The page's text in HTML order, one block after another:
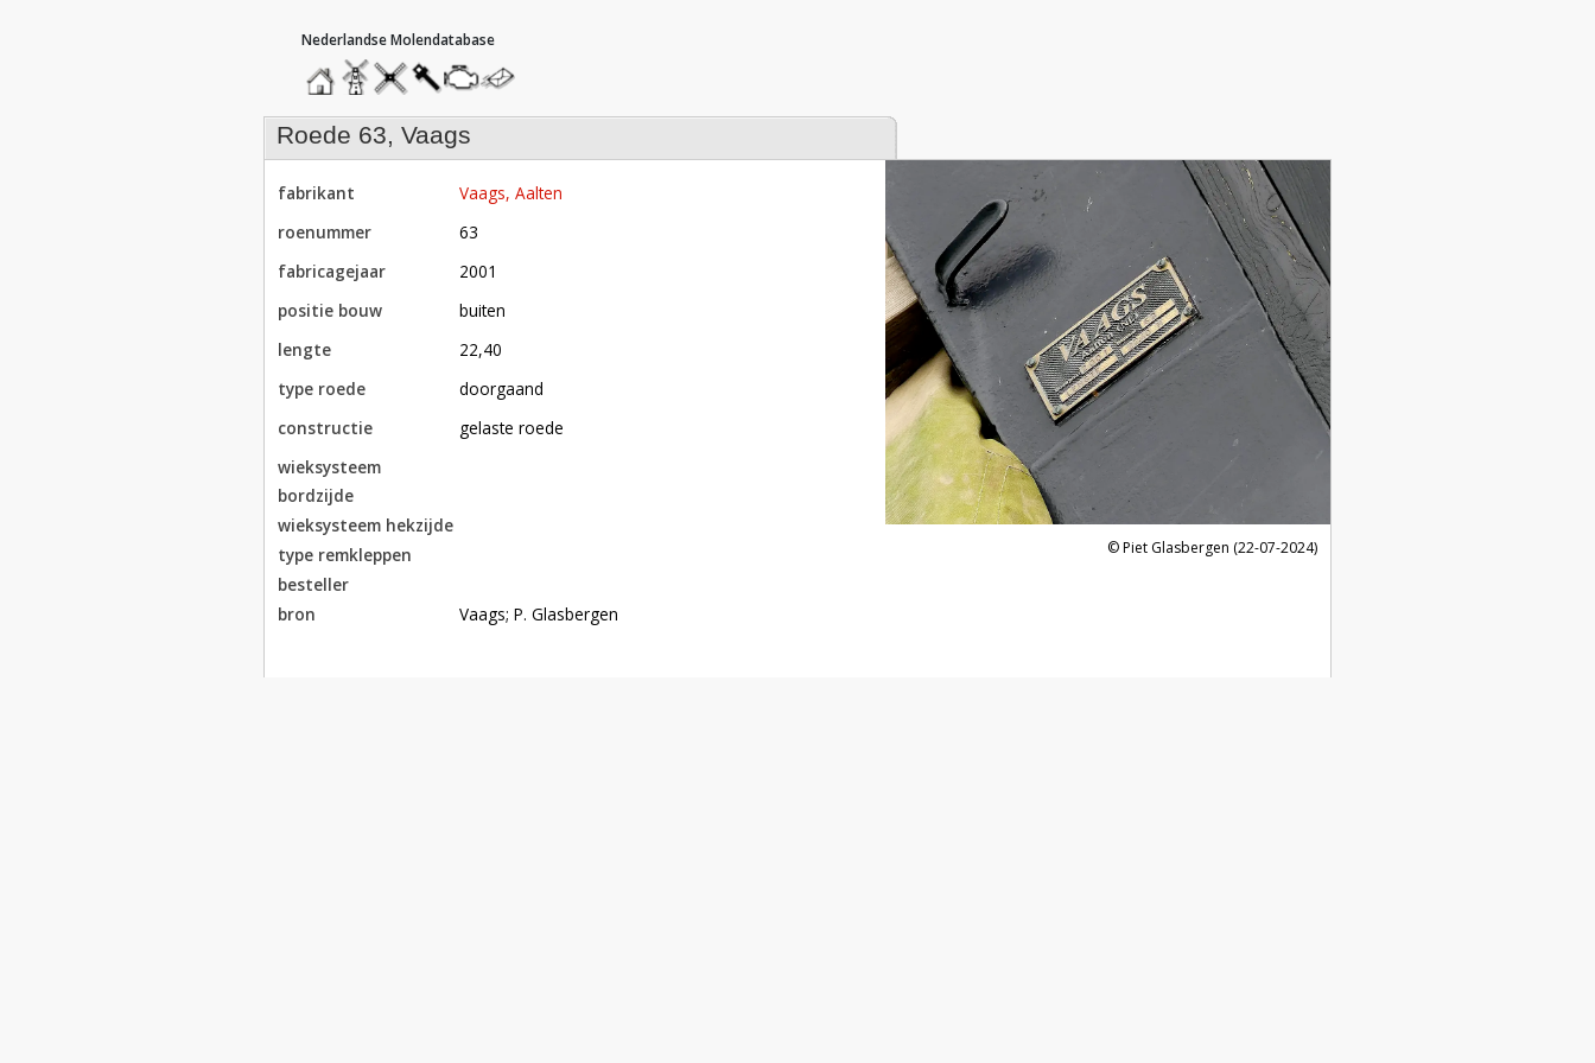
hoofdmenu
homemolendatabase
roedendatabase
assendatabase
motorendatabase
stuur
een
bericht
roede 63, Vaags
Piet Glasbergen (22-07-2024)
fabrikant
Vaags, Aalten
roenummer
63
fabricagejaar
2001
positie bouw
buiten
lengte
22,40
type roede
doorgaand
constructie
gelaste roede
wieksysteem
bordzijde
wieksysteem hekzijde
type remkleppen
besteller
bron